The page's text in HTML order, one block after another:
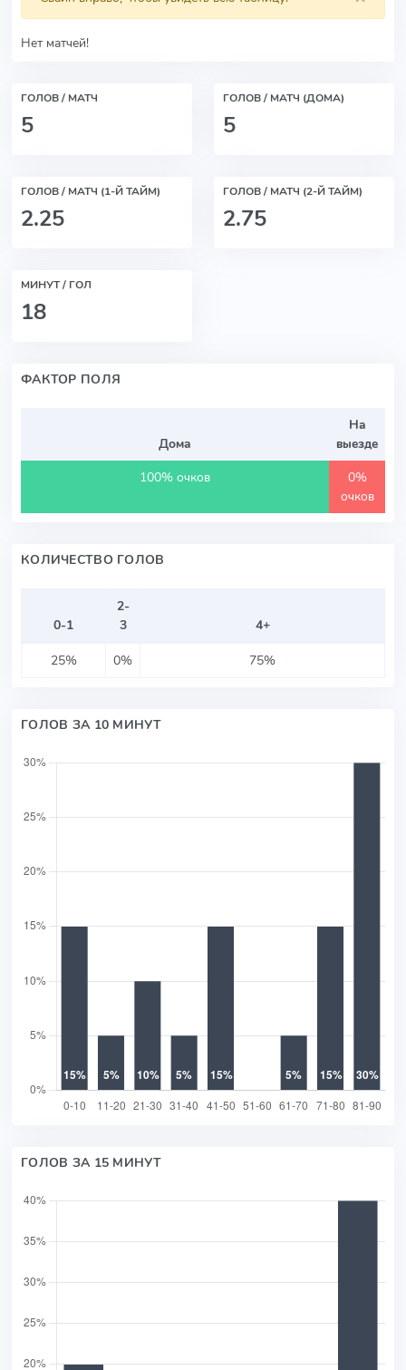
Нет матчей!
ГОЛОВ / МАТЧ
5
ГОЛОВ / МАТЧ (ДОМА)
5
ГОЛОВ / МАТЧ (1-Й ТАЙМ)
2.25
ГОЛОВ / МАТЧ (2-Й ТАЙМ)
2.75
МИНУТ / ГОЛ
18
ФАКТОР ПОЛЯ
Дома
На
выезде
100% очков
0%
очков
КОЛИЧЕСТВО ГОЛОВ
0-1
2-
3
4+
25%
0% 75%
ГОЛОВ ЗА 10 МИНУТ
ГОЛОВ ЗА 15 МИНУТ